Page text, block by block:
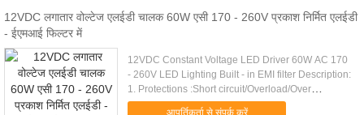
12VDC लगातार वोल्टेज एलईडी चालक 60W एसी 170 - 260V प्रकाश निर्मित एलईडी
- ईएमआई फिल्टर में
12VDC Constant Voltage LED Driver 60W AC 170
- 260V LED Lighting Built - in EMI filter Description:
1. Protections :Short circuit/Overload/Over
temperature 2. Cooling by free air convection 3.
आपूर्तिकर्ता से संपर्क करें